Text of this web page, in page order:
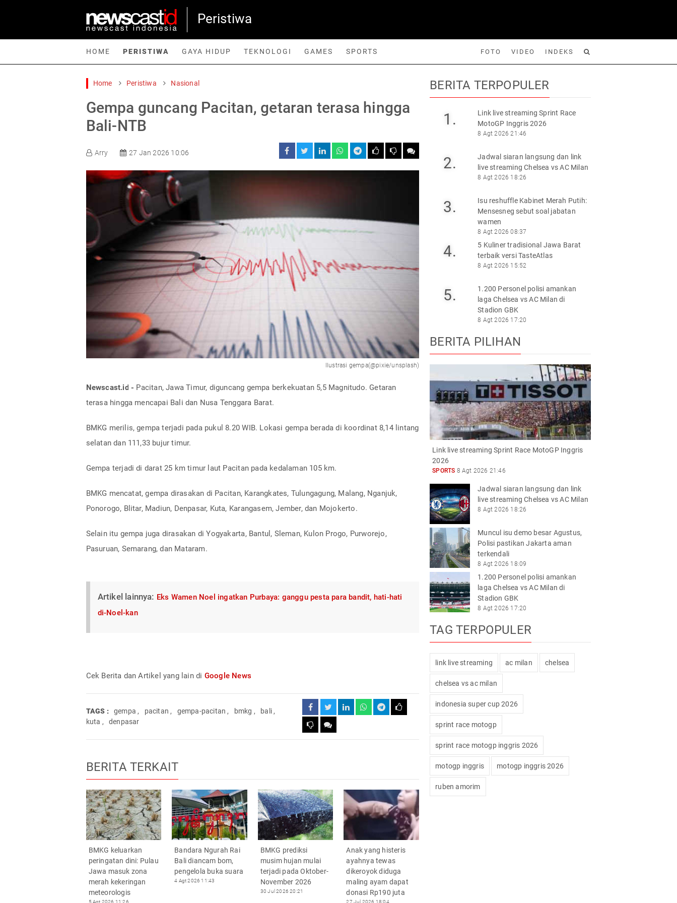
Peristiwa
HOME PERISTIWA GAYA HIDUP TEKNOLOGI GAMES SPORTS FOTO VIDEO INDEKS
Gaya Hidup
Home Peristiwa Nasional
Gempa guncang Pacitan, getaran terasa hingga
Bali-NTB
Arry 27 Jan 2026 10:06
Ilustrasi gempa(@pixie/unsplash)
Newscast.id - Pacitan, Jawa Timur, diguncang gempa berkekuatan 5,5 Magnitudo. Getaran
terasa hingga mencapai Bali dan Nusa Tenggara Barat.
BMKG merilis, gempa terjadi pada pukul 8.20 WIB. Lokasi gempa berada di koordinat 8,14 lintang
selatan dan 111,33 bujur timur.
Gempa terjadi di darat 25 km timur laut Pacitan pada kedalaman 105 km.
BMKG mencatat, gempa dirasakan di Pacitan, Karangkates, Tulungagung, Malang, Nganjuk,
Ponorogo, Blitar, Madiun, Denpasar, Kuta, Karangasem, Jember, dan Mojokerto.
Selain itu gempa juga dirasakan di Yogyakarta, Bantul, Sleman, Kulon Progo, Purworejo,
Pasuruan, Semarang, dan Mataram.
Artikel lainnya: Eks Wamen Noel ingatkan Purbaya: ganggu pesta para bandit, hati-hati
di-Noel-kan
Cek Berita dan Artikel yang lain di Google News
TAGS : gempa , pacitan , gempa-pacitan , bmkg , bali,
kuta , denpasar
BERITA TERKAIT
BMKG keluarkan
peringatan dini: Pulau
Jawa masuk zona
merah kekeringan
meteorologis
5 Agt 2026 11:26
Bandara Ngurah Rai
Bali diancam bom,
pengelola buka suara
4 Agt 2026 11:43
BMKG prediksi
musim hujan mulai
terjadi pada Oktober-
November 2026
30 Jul 2026 20:21
Anak yang histeris
ayahnya tewas
dikeroyok diduga
maling ayam dapat
donasi Rp190 juta
27 Jul 2026 18:04
BERITA TERPOPULER
1.
Link live streaming Sprint Race
MotoGP Inggris 2026
8 Agt 2026 21:46
2.
Jadwal siaran langsung dan link
live streaming Chelsea vs AC Milan
8 Agt 2026 18:26
3.
Isu reshuffle Kabinet Merah Putih:
Mensesneg sebut soal jabatan
wamen
8 Agt 2026 08:37
4.
5 Kuliner tradisional Jawa Barat
terbaik versi TasteAtlas
8 Agt 2026 15:52
5.
1.200 Personel polisi amankan
laga Chelsea vs AC Milan di
Stadion GBK
8 Agt 2026 17:20
BERITA PILIHAN
Link live streaming Sprint Race MotoGP Inggris
2026
SPORTS 8 Agt 2026 21:46
Jadwal siaran langsung dan link
live streaming Chelsea vs AC Milan
8 Agt 2026 18:26
Muncul isu demo besar Agustus,
Polisi pastikan Jakarta aman
terkendali
8 Agt 2026 18:09
1.200 Personel polisi amankan
laga Chelsea vs AC Milan di
Stadion GBK
8 Agt 2026 17:20
TAG TERPOPULER
link live streaming ac milan chelsea
chelsea vs ac milan
indonesia super cup 2026
sprint race motogp
sprint race motogp inggris 2026
motogp inggris motogp inggris 2026
ruben amorim